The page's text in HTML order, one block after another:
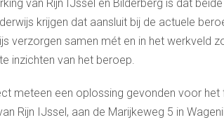
van Rijn IJssel en Bilderberg is dat
krijgen dat aansluit bij de actuele
verzorgen samen mét en in het werkveld
inzichten van het beroep.
meteen een oplossing gevonden voor
Rijn IJssel, aan de Marijkeweg 5 in